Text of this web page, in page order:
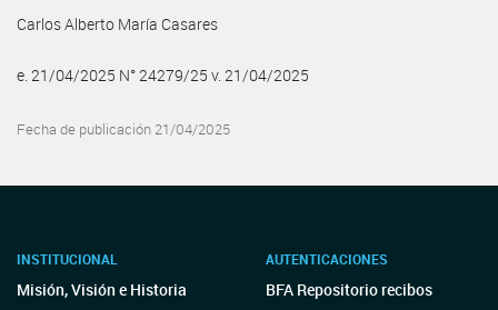
Carlos Alberto María Casares
e. 21/04/2025 N° 24279/25 v. 21/04/2025
Fecha de publicación 21/04/2025
INSTITUCIONAL
Misión, Visión e Historia
AUTENTICACIONES
BFA Repositorio recibos